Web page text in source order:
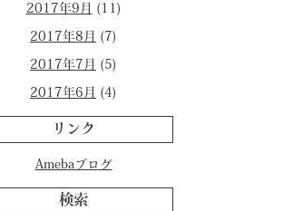
2017年9月 (11)
2017年8月 (7)
2017年7月 (5)
2017年6月 (4)
リンク
Amebaブログ
検索